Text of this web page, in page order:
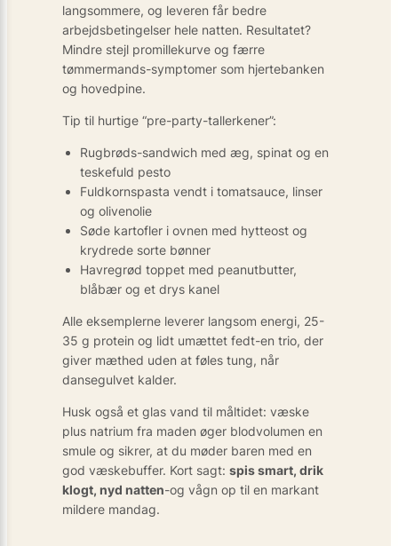
langsommere, og leveren får bedre
arbejdsbetingelser hele natten. Resultatet?
Mindre stejl promillekurve og færre
tømmermands-symptomer som hjertebanken
og hovedpine.
Tip til hurtige “pre-party-tallerkener”:
Rugbrøds­-sandwich med æg, spinat og en
teskefuld pesto
Fuldkorns­pasta vendt i tomatsauce, linser
og olivenolie
Søde kartofler i ovnen med hytteost og
krydrede sorte bønner
Havregrød toppet med peanutbutter,
blåbær og et drys kanel
Alle eksemplerne leverer langsom energi, 25-
35 g protein og lidt umættet fedt-en trio, der
giver mæthed uden at føles tung, når
dansegulvet kalder.
Husk også et glas vand til måltidet: væske
plus natrium fra maden øger blodvolumen en
smule og sikrer, at du møder baren med en
god væskebuffer. Kort sagt: spis smart, drik
klogt, nyd natten-og vågn op til en markant
mildere mandag.